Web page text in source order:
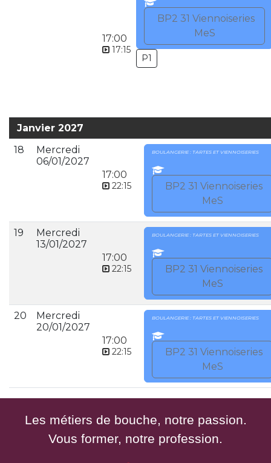
17:00
17:15
BP2 31 Viennoiseries
MeS
P1
Janvier 2027
18
Mercredi
06/01/2027
17:00
22:15
BOULANGERIE : TARTES ET VIENNOISERIES
BP2 31 Viennoiseries
MeS
19
Mercredi
13/01/2027
17:00
22:15
BOULANGERIE : TARTES ET VIENNOISERIES
BP2 31 Viennoiseries
MeS
20
Mercredi
20/01/2027
17:00
22:15
BOULANGERIE : TARTES ET VIENNOISERIES
BP2 31 Viennoiseries
MeS
Les métiers de bouche, notre passion.
Vous former, notre profession.